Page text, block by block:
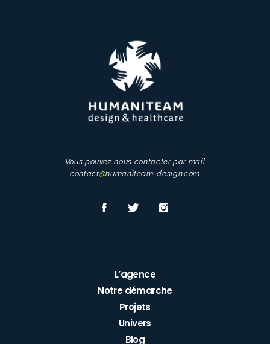
Vous pouvez nous contacter par mail
contact@humaniteam-design.com
L’agence
Notre démarche
Projets
Univers
Blog